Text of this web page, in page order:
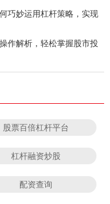
巧妙运用杠杆策略，实现
作解析，轻松掌握股市投
股票百倍杠杆平台
杠杆融资炒股
配资查询